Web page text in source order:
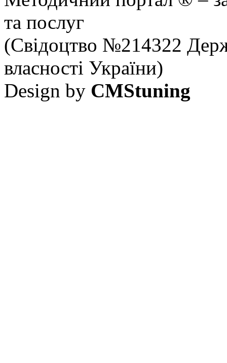
та послуг
(Свідоцтво №214322
власності України)
Design by CMStuning